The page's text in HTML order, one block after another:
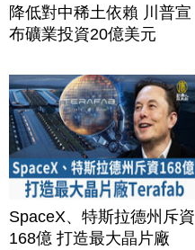
降低對中稀土依賴 川普宣
布礦業投資20億美元
SpaceX、特斯拉德州斥資
168億 打造最大晶片廠